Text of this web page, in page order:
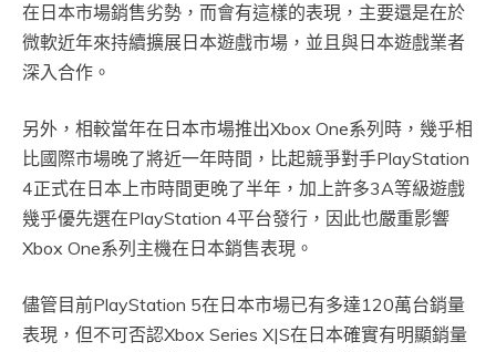
在日本市場銷售劣勢，而會有這樣的表現，主要還是在於
微軟近年來持續擴展日本遊戲市場，並且與日本遊戲業者
深入合作。
另外，相較當年在日本市場推出Xbox One系列時，幾乎相
比國際市場晚了將近一年時間，比起競爭對手PlayStation
4正式在日本上市時間更晚了半年，加上許多3A等級遊戲
幾乎優先選在PlayStation 4平台發行，因此也嚴重影響
Xbox One系列主機在日本銷售表現。
儘管目前PlayStation 5在日本市場已有多達120萬台銷量
表現，但不可否認Xbox Series X|S在日本確實有明顯銷量